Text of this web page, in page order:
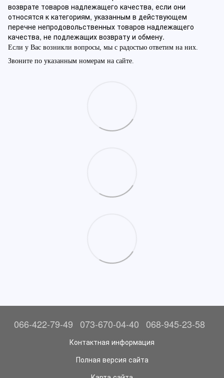
возврате товаров надлежащего качества, если они
относятся к категориям, указанным в действующем
перечне непродовольственных товаров надлежащего
качества, не подлежащих возврату и обмену.
Если у Вас возникли вопросы, мы с радостью ответим на них.
Звоните по указанным номерам на сайте.
066-422-79-49 073-670-04-40 068-945-23-58
Контактная информация
Полная версия сайта